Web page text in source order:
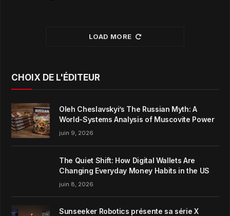
LOAD MORE
CHOIX DE L'ÉDITEUR
Oleh Cheslavskyi’s The Russian Myth: A
World-Systems Analysis of Muscovite Power
juin 9, 2026
The Quiet Shift: How Digital Wallets Are
Changing Everyday Money Habits in the US
juin 8, 2026
Sunseeker Robotics présente sa série X